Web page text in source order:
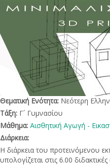
Θεματική Ενότητα: Νεότερη
Τάξη: Γ´ Γυμνασίου
Μάθημα: Αισθητική Αγωγή -
Διάρκεια:
Η διάρκεια του προτεινόμενου
υπολογίζεται στις 6.00